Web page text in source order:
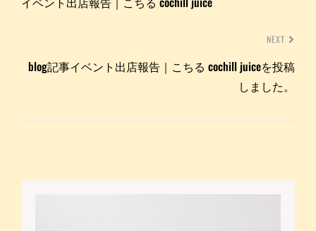
NEXT
blog記事イベント出店報告｜こちる cochill juiceを投稿
しました。